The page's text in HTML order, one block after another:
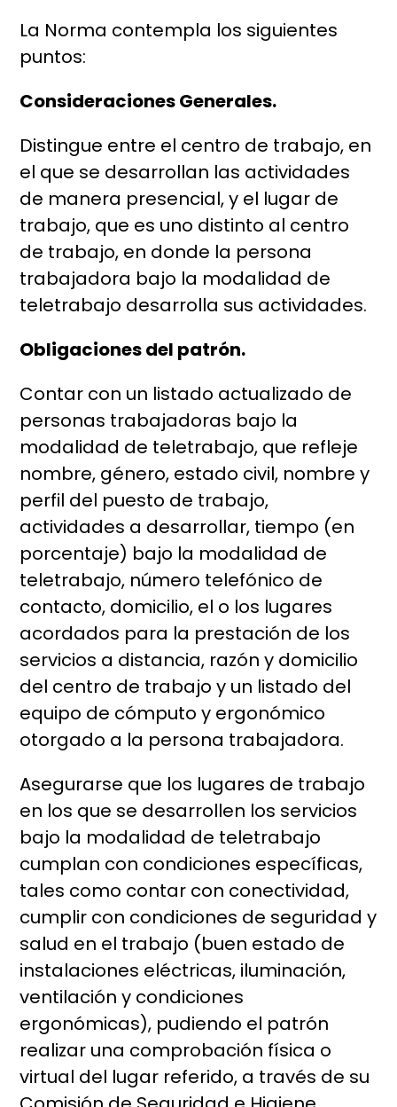
La Norma contempla los siguientes
puntos:
Consideraciones Generales.
Distingue entre el centro de trabajo, en
el que se desarrollan las actividades
de manera presencial, y el lugar de
trabajo, que es uno distinto al centro
de trabajo, en donde la persona
trabajadora bajo la modalidad de
teletrabajo desarrolla sus actividades.
Obligaciones del patrón.
Contar con un listado actualizado de
personas trabajadoras bajo la
modalidad de teletrabajo, que refleje
nombre, género, estado civil, nombre y
perfil del puesto de trabajo,
actividades a desarrollar, tiempo (en
porcentaje) bajo la modalidad de
teletrabajo, número telefónico de
contacto, domicilio, el o los lugares
acordados para la prestación de los
servicios a distancia, razón y domicilio
del centro de trabajo y un listado del
equipo de cómputo y ergonómico
otorgado a la persona trabajadora.
Asegurarse que los lugares de trabajo
en los que se desarrollen los servicios
bajo la modalidad de teletrabajo
cumplan con condiciones específicas,
tales como contar con conectividad,
cumplir con condiciones de seguridad y
salud en el trabajo (buen estado de
instalaciones eléctricas, iluminación,
ventilación y condiciones
ergonómicas), pudiendo el patrón
realizar una comprobación física o
virtual del lugar referido, a través de su